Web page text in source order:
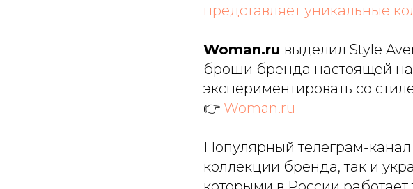
представляет уникальные
Woman.ru выделил Style
броши бренда настоящей
экспериментировать со
👉 Woman.ru
Популярный телеграм-канал
коллекции бренда, так и